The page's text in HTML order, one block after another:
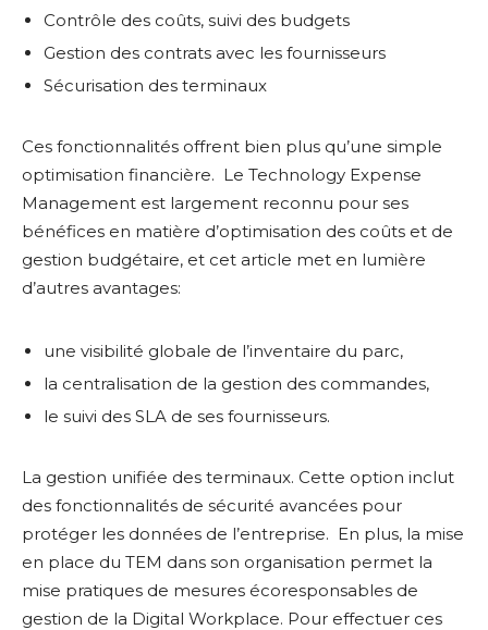
Contrôle des coûts, suivi des budgets
Gestion des contrats avec les fournisseurs
Sécurisation des terminaux
Ces fonctionnalités offrent bien plus qu’une simple
optimisation financière. Le Technology Expense
Management est largement reconnu pour ses
bénéfices en matière d’optimisation des coûts et de
gestion budgétaire, et cet article met en lumière
d’autres avantages:
une visibilité globale de l’inventaire du parc,
la centralisation de la gestion des commandes,
le suivi des SLA de ses fournisseurs.
La gestion unifiée des terminaux. Cette option inclut
des fonctionnalités de sécurité avancées pour
protéger les données de l’entreprise. En plus, la mise
en place du TEM dans son organisation permet la
mise pratiques de mesures écoresponsables de
gestion de la Digital Workplace. Pour effectuer ces